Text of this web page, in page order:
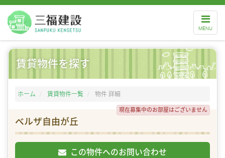
ナ
ビ
ゲ
MENU
賃貸物件を探す
ホーム 賃貸物件一覧 物件 詳細
ベルザ自由が丘
現在募集中のお部屋はございません
この物件へのお問い合わせ